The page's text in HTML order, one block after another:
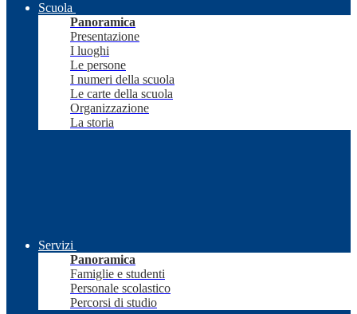
Scuola
Panoramica
Presentazione
I luoghi
Le persone
I numeri della scuola
Le carte della scuola
Organizzazione
La storia
Servizi
Panoramica
Famiglie e studenti
Personale scolastico
Percorsi di studio